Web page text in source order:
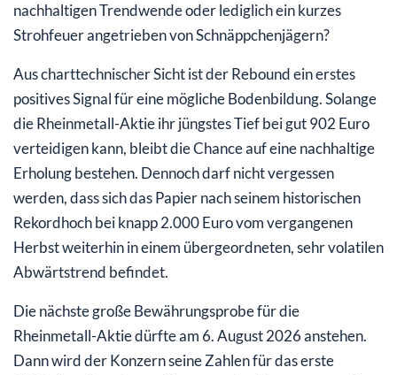
nachhaltigen Trendwende oder lediglich ein kurzes
Strohfeuer angetrieben von Schnäppchenjägern?
Aus charttechnischer Sicht ist der Rebound ein erstes
positives Signal für eine mögliche Bodenbildung. Solange
die Rheinmetall-Aktie ihr jüngstes Tief bei gut 902 Euro
verteidigen kann, bleibt die Chance auf eine nachhaltige
Erholung bestehen. Dennoch darf nicht vergessen
werden, dass sich das Papier nach seinem historischen
Rekordhoch bei knapp 2.000 Euro vom vergangenen
Herbst weiterhin in einem übergeordneten, sehr volatilen
Abwärtstrend befindet.
Die nächste große Bewährungsprobe für die
Rheinmetall-Aktie dürfte am 6. August 2026 anstehen.
Dann wird der Konzern seine Zahlen für das erste